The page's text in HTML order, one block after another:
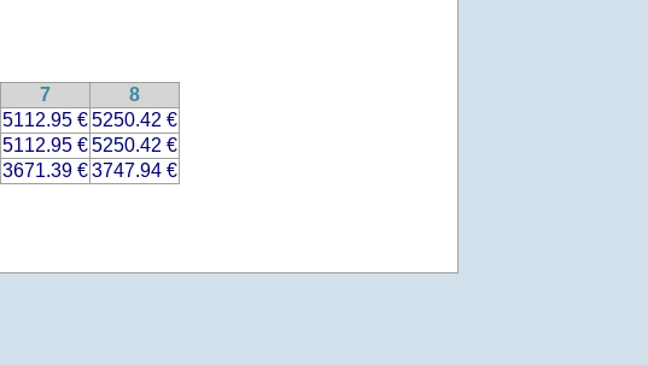
7
8
5112.95 €5250.42 €
5112.95 €5250.42 €
3671.39 €3747.94 €